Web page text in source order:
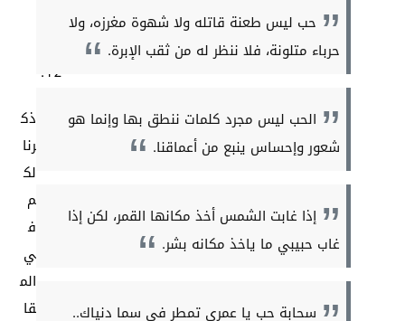
حب ليس طعنة قاتله ولا شهوة مغرزه، ولا
حرباء متلونة، فلا ننظر له من ثقب الإبرة.
الحب ليس مجرد كلمات ننطق بها وإنما هو
شعور وإحساس ينبع من أعماقنا.
إذا غابت الشمس أخذ مكانها القمر، لكن إذا
غاب حبيبي ما ياخذ مكانه بشر.
سحابة حب يا عمري تمطر في سما دنياك..
ذك
رنا
لك
م
ف
ي
الم
قا